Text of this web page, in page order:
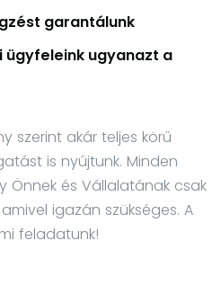
garantálunk
ügyfeleink ugyanazt a
szerint akár teljes körű
is nyújtunk. Minden
Önnek és Vállalatának csak
igazán szükséges. A
feladatunk!